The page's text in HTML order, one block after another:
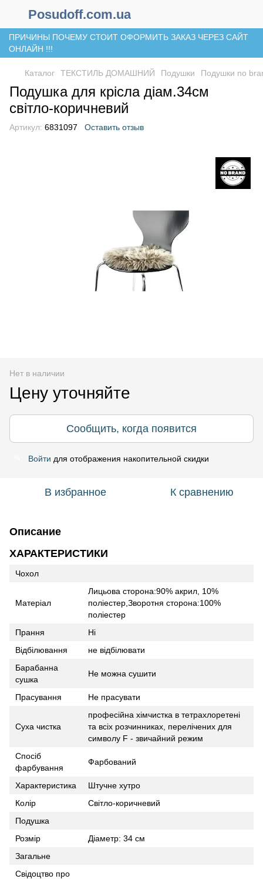
Posudoff.com.ua
ПРИЧИНЫ ПОЧЕМУ СТОИТ ОФОРМИТЬ ЗАКАЗ ЧЕРЕЗ САЙТ
ОНЛАЙН !!!
Каталог ТЕКСТИЛЬ ДОМАШНИЙ Подушки Подушки no
Подушка для крісла діам.34см
світло-коричневий
Артикул: 6831097 Оставить отзыв
Нет в наличии
Цену уточняйте
Сообщить, когда появится
Войти для отображения накопительной скидки
В избранное К сравнению
Описание
ХАРАКТЕРИСТИКИ
Чохол
Матеріал
Лицьова сторона:90% акрил, 10%
поліестер,Зворотня сторона:100%
поліестер
Прання
Ні
Відбілювання
не відбілювати
Барабанна
сушка
Не можна сушити
Прасування Не прасувати
Суха чистка
професійна хімчистка в тетрахлоретені
та всіх розчинниках, перелічених для
символу F - звичайний режим
Спосіб
фарбування
Фарбований
Характеристика
Штучне хутро
Колір
Світло-коричневий
Подушка
Розмір
Діаметр: 34 см
Загальне
Свідоцтво про